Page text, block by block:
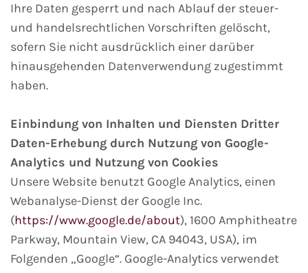
Ihre Daten gesperrt und nach Ablauf der steuer-
und handelsrechtlichen Vorschriften gelöscht,
sofern Sie nicht ausdrücklich einer darüber
hinausgehenden Datenverwendung zugestimmt
haben.
Einbindung von Inhalten und Diensten Dritter
Daten-Erhebung durch Nutzung von Google-
Analytics und Nutzung von Cookies
Unsere Website benutzt Google Analytics, einen
Webanalyse-Dienst der Google Inc.
(https://www.google.de/about), 1600 Amphitheatre
Parkway, Mountain View, CA 94043, USA), im
Folgenden „Google“. Google-Analytics verwendet